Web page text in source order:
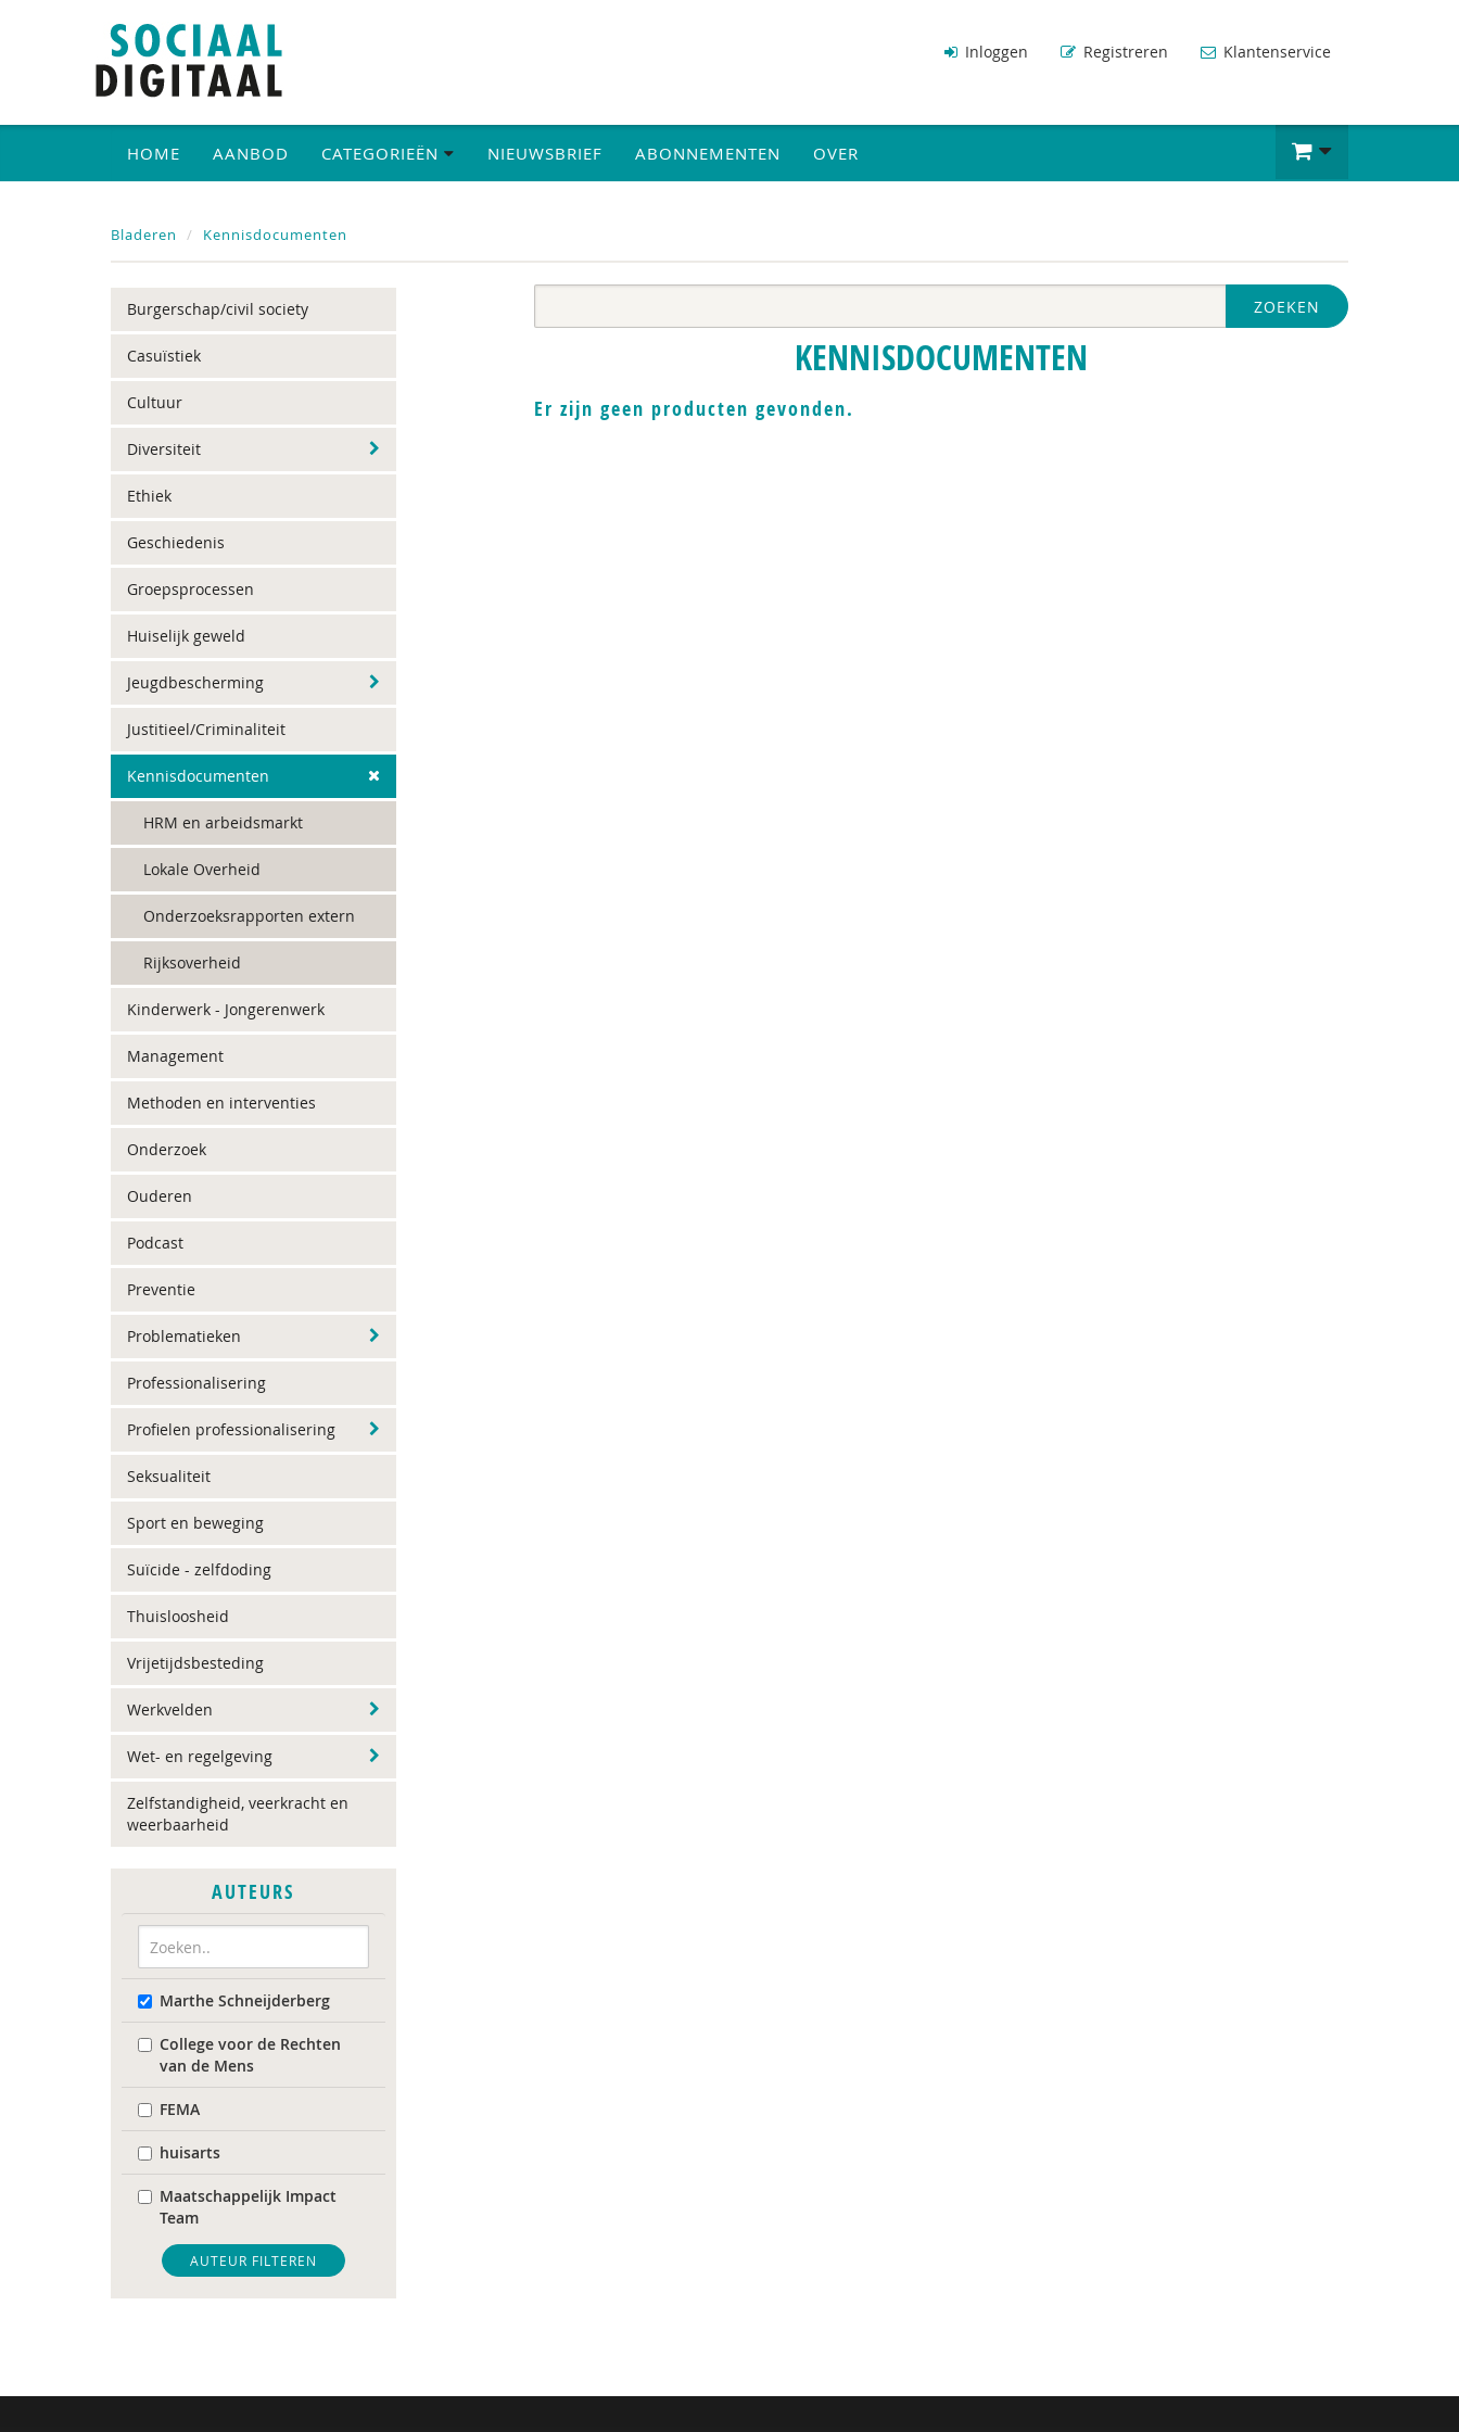
Inloggen Registreren Klantenservice
HOME AANBOD CATEGORIEËN NIEUWSBRIEF ABONNEMENTEN OVER
Bladeren Kennisdocumenten
Burgerschap/civil society
Casuïstiek
Cultuur
Diversiteit
Ethiek
Geschiedenis
Groepsprocessen
Huiselijk geweld
Jeugdbescherming
Justitieel/Criminaliteit
Kennisdocumenten
HRM en arbeidsmarkt
Lokale Overheid
Onderzoeksrapporten extern
Rijksoverheid
Kinderwerk - Jongerenwerk
Management
Methoden en interventies
Onderzoek
Ouderen
Podcast
Preventie
Problematieken
Professionalisering
Profielen professionalisering
Seksualiteit
Sport en beweging
Suïcide - zelfdoding
Thuisloosheid
Vrijetijdsbesteding
Werkvelden
Wet- en regelgeving
Zelfstandigheid, veerkracht en
weerbaarheid
AUTEURS
Marthe Schneijderberg
College voor de Rechten
van de Mens
FEMA
huisarts
Maatschappelijk Impact
Team
Mariëlle Bruning
Movisie
Raad voor Volksgezondheid
AUTEUR FILTEREN
ZOEKEN
KENNISDOCUMENTEN
Er zijn geen producten gevonden.